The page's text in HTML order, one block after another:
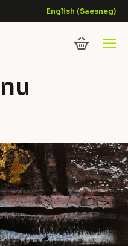
English (Saesneg)